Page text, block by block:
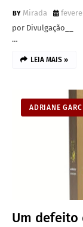
Mirada
por
…
LEIA MAIS »
ADRIANE
Um defeito